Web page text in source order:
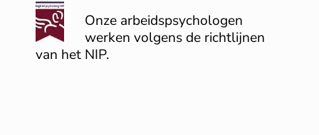
Onze arbeidspsychologen
werken volgens de richtlijnen
van het NIP.